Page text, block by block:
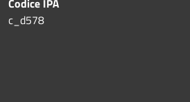
c_d578